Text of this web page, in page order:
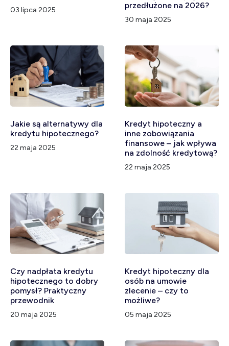
03 lipca 2025
przedłużone na 2026?
30 maja 2025
Jakie są alternatywy dla
kredytu hipotecznego?
22 maja 2025
Kredyt hipoteczny a
inne zobowiązania
finansowe – jak wpływa
na zdolność kredytową?
22 maja 2025
Czy nadpłata kredytu
hipotecznego to dobry
pomysł? Praktyczny
przewodnik
20 maja 2025
Kredyt hipoteczny dla
osób na umowie
zlecenie – czy to
możliwe?
05 maja 2025